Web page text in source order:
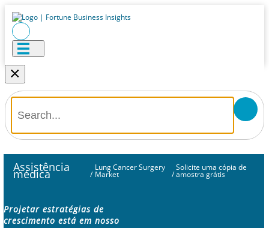
×
Assistência
médica /
Lung Cancer Surgery
Market /
Solicite uma cópia de
amostra grátis
Projetar estratégias de
crescimento está em nosso